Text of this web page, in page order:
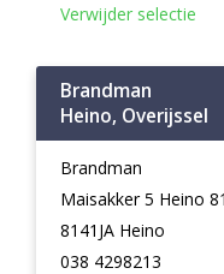
Verwijder selectie
Brandman
Heino, Overijssel
Brandman
Maisakker 5 Heino
8141JA Heino
038 4298213